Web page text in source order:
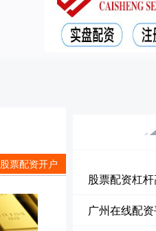
股票配资开户
股票配资杠
广州在线配